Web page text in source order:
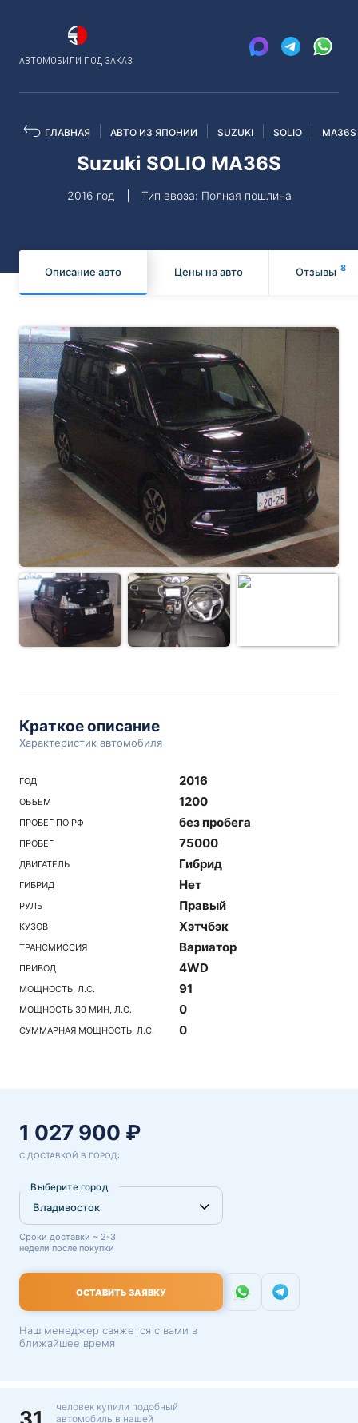
АВТОМОБИЛИ ПОД ЗАКАЗ
ГЛАВНАЯ АВТО ИЗ ЯПОНИИ SUZUKI SOLIO MA36S
Suzuki SOLIO MA36S
2016 год Тип ввоза: Полная пошлина
Описание авто Цены на авто Отзывы 8
Краткое описание
Характеристик автомобиля
ГОД 2016
ОБЪЕМ 1200
ПРОБЕГ ПО РФ без пробега
ПРОБЕГ 75000
ДВИГАТЕЛЬ Гибрид
ГИБРИД Нет
РУЛЬ Правый
КУЗОВ Хэтчбэк
ТРАНСМИССИЯ Вариатор
ПРИВОД 4WD
МОЩНОСТЬ, Л.С. 91
МОЩНОСТЬ 30 МИН, Л.С. 0
СУММАРНАЯ МОЩНОСТЬ, Л.С. 0
1 027 900 ₽
С ДОСТАВКОЙ В ГОРОД:
Выберите город
Сроки доставки ~ 2-3
недели после покупки
ОСТАВИТЬ ЗАЯВКУ
Наш менеджер свяжется с вами в
ближайшее время
человек купили подобный
автомобиль в нашей